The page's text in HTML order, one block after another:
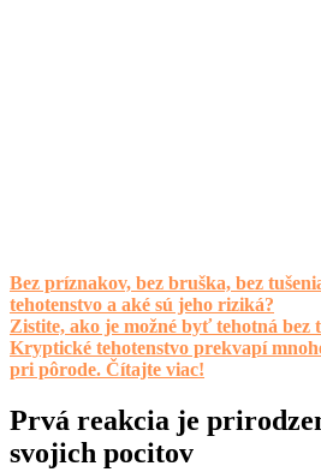
Bez príznakov, bez bruška, bez
tehotenstvo a aké sú jeho riziká?
Zistite, ako je možné byť tehotná bez
Kryptické tehotenstvo prekvapí
pri pôrode. Čítajte viac!
Prvá reakcia je
svojich pocitov